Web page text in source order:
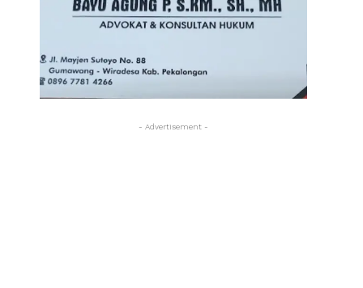
- Advertisement -